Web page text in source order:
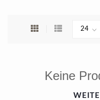
Keine